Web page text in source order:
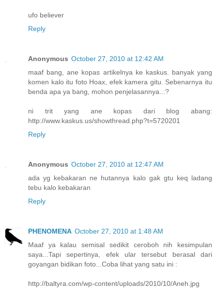
ufo believer
Reply
Anonymous October 27, 2010 at 12:42 AM
maaf bang, ane kopas artikelnya ke kaskus. banyak yang
komen kalo itu foto Hoax, efek kamera gitu. Sebenarnya itu
benda apa ya bang, mohon penjelasannya...?
ni trit yang ane kopas dari blog abang:
http://www.kaskus.us/showthread.php?t=5720201
Reply
Anonymous October 27, 2010 at 12:47 AM
ada yg kebakaran ne hutannya kalo gak gtu keq ladang
tebu kalo kebakaran
Reply
PHENOMENA October 27, 2010 at 1:48 AM
Maaf ya kalau semisal sedikit ceroboh nih kesimpulan
saya...Tapi sepertinya, efek ular tersebut berasal dari
goyangan bidikan foto...Coba lihat yang satu ini :
http://baltyra.com/wp-content/uploads/2010/10/Aneh.jpg